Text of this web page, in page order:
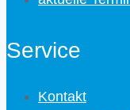
Service
Kontakt